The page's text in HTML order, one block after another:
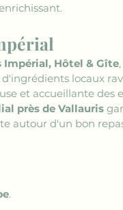
Impérial, Hôtel & Gîte
locaux
et accueillante des
près de Vallauris
autour d'un bon
.